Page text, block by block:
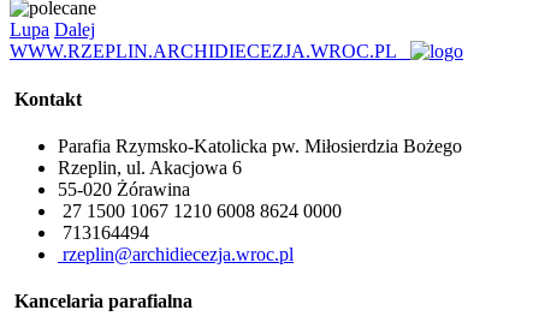
Lupa Dalej
WWW.RZEPLIN.ARCHIDIECEZJA.WROC.PL
Kontakt
Parafia Rzymsko-Katolicka pw. Miłosierdzia Bożego
Rzeplin, ul. Akacjowa 6
55-020 Żórawina
27 1500 1067 1210 6008 8624 0000
713164494
rzeplin@archidiecezja.wroc.pl
Kancelaria parafialna